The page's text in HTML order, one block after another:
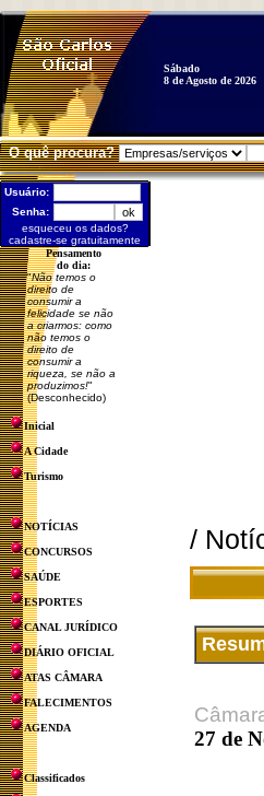
Sábado
8 de Agosto de 2026
O quê procura?
Usuário:
Senha:
esqueceu os dados?
cadastre-se gratuitamente
Pensamento
do dia:
"Não temos o
direito de
consumir a
felicidade se não
a criarmos: como
não temos o
direito de
consumir a
riqueza, se não a
produzimos!"
(Desconhecido)
Inicial
A Cidade
Turismo
NOTÍCIAS
CONCURSOS
SAÚDE
ESPORTES
CANAL JURÍDICO
DIÁRIO OFICIAL
ATAS CÂMARA
FALECIMENTOS
AGENDA
Classificados
/
27 de